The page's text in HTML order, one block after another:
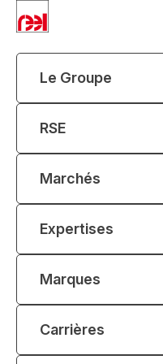
Le Groupe
RSE
Marchés
Expertises
Marques
Carrières
Marques
IMECA
Ingénierie
de manutention